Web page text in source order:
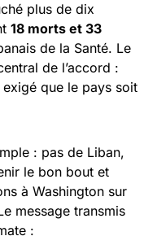
plus de dix
18 morts et 33
de la Santé. Le
de l’accord :
exigé que le pays soit
: pas de Liban,
le bon bout et
à Washington sur
message transmis
: